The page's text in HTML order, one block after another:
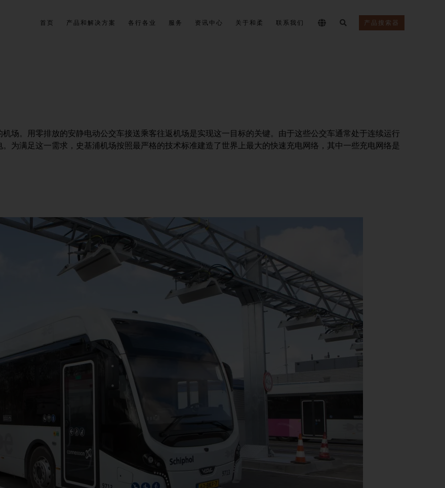
首页 产品和解决方案 各行各业 服务 资讯中心 关于和柔 联系我们 产品搜索器
场。用零排放的安静电动公交车接送乘客往返机场是实现这一目标的关键。由于这些公交车通常处于连续运行
为满足这一需求，史基浦机场按照最严格的技术标准建造了世界上最大的快速充电网络，其中一些充电网络是